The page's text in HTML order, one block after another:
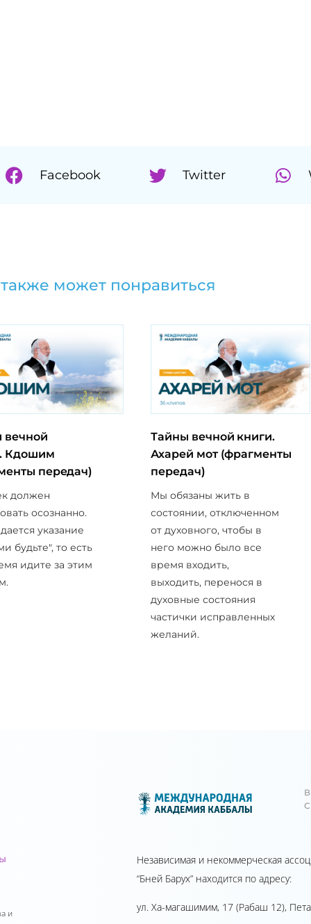
Facebook Twitter
может понравиться
вечной
Кдошим
передач)
должен
осознанно.
указание
будьте", то есть
идите за этим
Тайны вечной книги.
Ахарей мот (фрагменты
передач)
Мы обязаны жить в
состоянии, отключенном
от духовного, чтобы в
него можно было все
время входить,
выходить, перенося в
духовные состояния
частички исправленных
желаний.
и
Независимая и некоммерческая
“Бней Барух” находится по адресу:
ул. Ха-магашимим, 17 (Рабаш 12),